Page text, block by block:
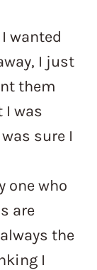
wanted
I just
them
I was
sure I
one who
are
the
I